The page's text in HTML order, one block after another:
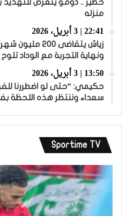
خطير .. دومو يتعرض للتهديد
منزله
22:41 | 3 أبريل، 2026
ونهاية التجربة مع الوداد
13:50 | 3 أبريل، 2026
حكيمي: “حتى لو اضطررنا
سعداء وننتظر هذه اللحظة
Sportime TV